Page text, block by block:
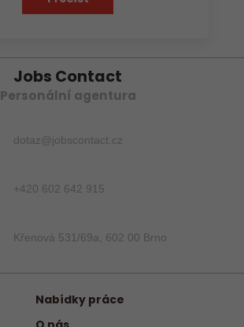
Jobs Contact
Personální agentura
dotaz@jobscontact.cz
+420 602 642 915
Křenová 531/69a, 602 00 Brno
Nabídky práce